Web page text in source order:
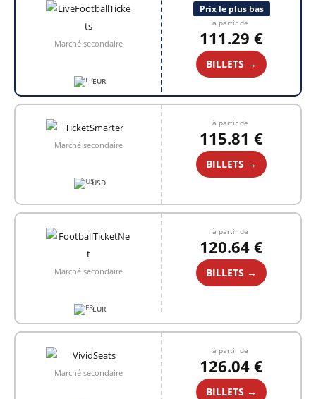
Marché secondaire
EUR
Prix le plus bas
à partir de
111.29 €
BILLETS →
Marché secondaire
USD
à partir de
115.81 €
BILLETS →
Marché secondaire
EUR
à partir de
120.64 €
BILLETS →
Marché secondaire
à partir de
126.04 €
BILLETS →